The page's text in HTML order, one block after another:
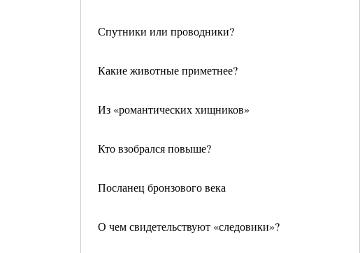
Спутники или проводники?
Какие животные приметнее?
Из «романтических хищников»
Кто взобрался повыше?
Посланец бронзового века
О чем свидетельствуют «следовики»?